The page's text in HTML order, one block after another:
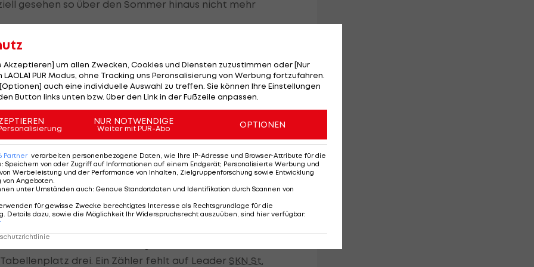
gesehen so über den Sommer hinaus nicht mehr
die Admira nicht anvertrauen"
anderem wegen der früheren "hohen Ziele" von
und dessen Ideen seien sehr kostspielig
Flyeralarm Global Soccer im März 2021 nach nur
2022 sind die Niederösterreicher in die ADMIRAL2.
zwar an der Seite der Admira, im kommenden
"essenziell". Den benötige es, um mit jungen,
zu können. Aktuell liegen die Südstädter
drei. Ein Zähler fehlt auf Leader SKN St.
Akzeptieren] um allen Zwecken, Cookies und Diensten zuzustimmen oder [Nur
PUR Modus, ohne Tracking uns Peronsalisierung von Werbung fortzufahren.
auch eine individuelle Auswahl zu treffen. Sie können Ihre Einstellungen
Button links unten bzw. über den Link in der Fußzeile anpassen.
NUR NOTWENDIGE
Weiter mit PUR-Abo OPTIONEN
Partner verarbeiten personenbezogene Daten, wie Ihre IP-Adresse und Browser-Attribute für die
: Speichern von oder Zugriff auf Informationen auf einem Endgerät; Personalisierte Werbung und
Werbeleistung und der Performance von Inhalten, Zielgruppenforschung sowie Entwicklung
von Angeboten.
unter Umständen auch: Genaue Standortdaten und Identifikation durch Scannen von
für gewisse Zwecke berechtigtes Interesse als Rechtsgrundlage für die
Details dazu, sowie die Möglichkeit Ihr Widerspruchsrecht auszuüben, sind hier verfügbar: